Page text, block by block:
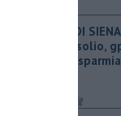
PROVINCIA DI
Benzina, gasolio,
ecco dove